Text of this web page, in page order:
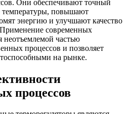
Они обеспечивают точный
температуры, повышают
энергию и улучшают качество
современных
неотъемлемой частью
процессов и позволяет
на рынке.
процессов